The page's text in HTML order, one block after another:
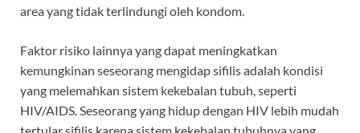
area yang tidak terlindungi oleh kondom.
Faktor risiko lainnya yang dapat meningkatkan
kemungkinan seseorang mengidap sifilis adalah kondisi
yang melemahkan sistem kekebalan tubuh, seperti
HIV/AIDS. Seseorang yang hidup dengan HIV lebih mudah